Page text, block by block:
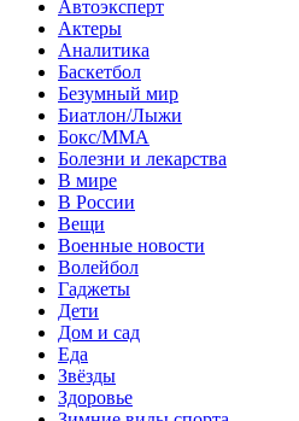
Автоэксперт
Актеры
Аналитика
Баскетбол
Безумный мир
Биатлон/Лыжи
Бокс/MMA
Болезни и лекарства
В мире
В России
Вещи
Военные новости
Волейбол
Гаджеты
Дети
Дом и сад
Еда
Звёзды
Здоровье